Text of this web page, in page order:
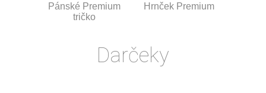
Pánské Premium
tričko
Hrnček Premium
Darčeky